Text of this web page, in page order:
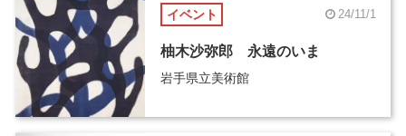
イベント 24/11/1
柚木沙弥郎 永遠のいま
岩手県立美術館